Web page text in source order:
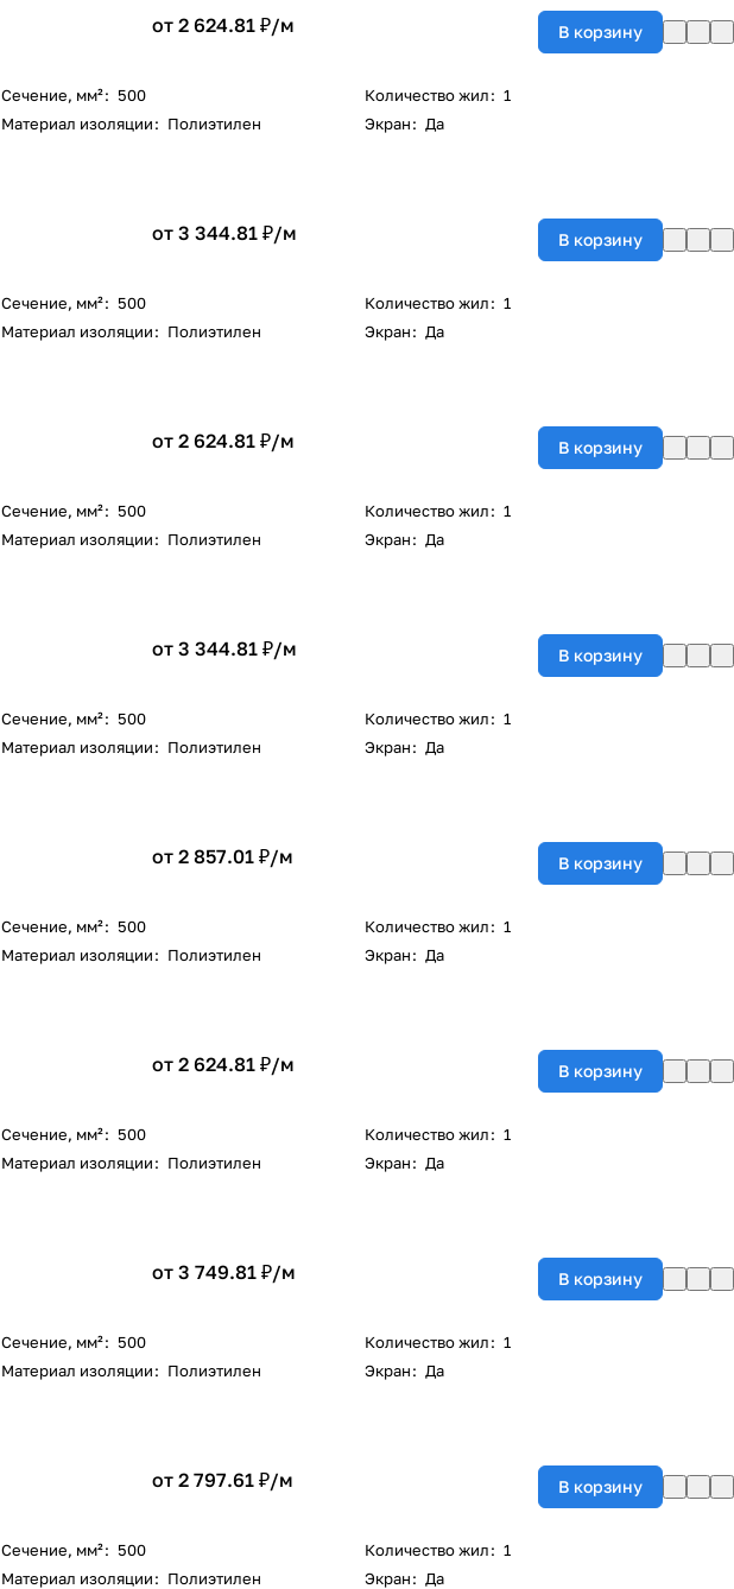
от 2 624.81 ₽/м В корзину
Сечение, мм²: 500 Количество жил: 1
Материал изоляции: Полиэтилен Экран: Да
от 3 344.81 ₽/м В корзину
Сечение, мм²: 500 Количество жил: 1
Материал изоляции: Полиэтилен Экран: Да
от 2 624.81 ₽/м В корзину
Сечение, мм²: 500 Количество жил: 1
Материал изоляции: Полиэтилен Экран: Да
от 3 344.81 ₽/м В корзину
Сечение, мм²: 500 Количество жил: 1
Материал изоляции: Полиэтилен Экран: Да
от 2 857.01 ₽/м В корзину
Сечение, мм²: 500 Количество жил: 1
Материал изоляции: Полиэтилен Экран: Да
от 2 624.81 ₽/м В корзину
Сечение, мм²: 500 Количество жил: 1
Материал изоляции: Полиэтилен Экран: Да
от 3 749.81 ₽/м В корзину
Сечение, мм²: 500 Количество жил: 1
Материал изоляции: Полиэтилен Экран: Да
от 2 797.61 ₽/м В корзину
Сечение, мм²: 500 Количество жил: 1
Материал изоляции: Полиэтилен Экран: Да